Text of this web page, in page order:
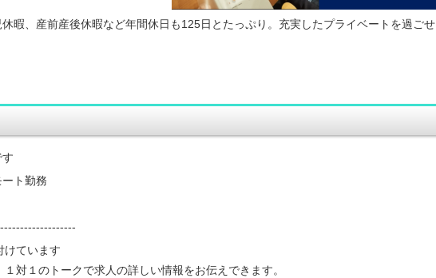
暇、産前産後休暇など年間休日も125日とたっぷり。充実したプライベートを過ご
ト勤務
けています
対１のトークで求人の詳しい情報をお伝えできます。